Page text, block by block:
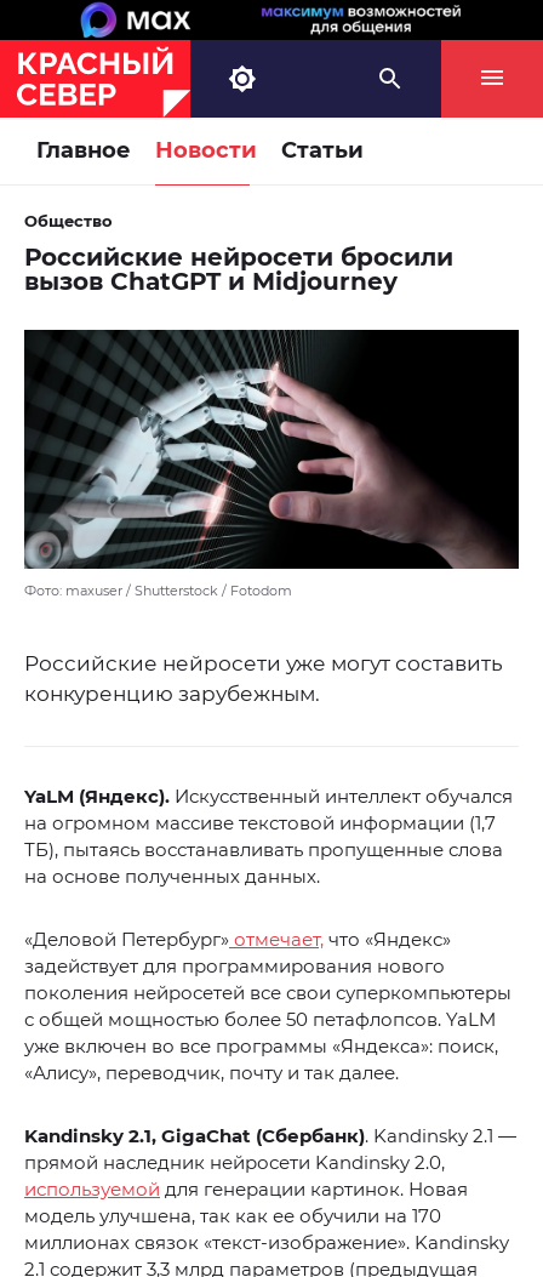
Главное Новости Статьи
Общество
Российские нейросети бросили
вызов ChatGPT и Midjourney
Фото: maxuser / Shutterstock / Fotodom
Российские нейросети уже могут составить
конкуренцию зарубежным.
YaLM (Яндекс). Искусственный интеллект обучался
на огромном массиве текстовой информации (1,7
ТБ), пытаясь восстанавливать пропущенные слова
на основе полученных данных.
«Деловой Петербург» отмечает, что «Яндекс»
задействует для программирования нового
поколения нейросетей все свои суперкомпьютеры
с общей мощностью более 50 петафлопсов. YaLM
уже включен во все программы «Яндекса»: поиск,
«Алису», переводчик, почту и так далее.
Kandinsky 2.1, GigaChat (Сбербанк). Kandinsky 2.1 —
прямой наследник нейросети Kandinsky 2.0,
используемой для генерации картинок. Новая
модель улучшена, так как ее обучили на 170
миллионах связок «текст-изображение». Kandinsky
2.1 содержит 3,3 млрд параметров (предыдущая